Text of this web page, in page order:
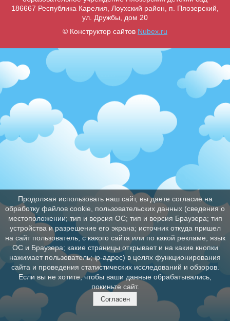
186667 Республика Карелия, Лоухский район, п. Пяозерский,
ул. Дружбы, дом 20
© Конструктор сайтов Nubex.ru
Продолжая использовать наш сайт, вы даете согласие на
обработку файлов cookie, пользовательских данных (сведения о
местоположении; тип и версия ОС; тип и версия Браузера; тип
устройства и разрешение его экрана; источник откуда пришел
на сайт пользователь; с какого сайта или по какой рекламе; язык
ОС и Браузера; какие страницы открывает и на какие кнопки
нажимает пользователь; ip-адрес) в целях функционирования
сайта и проведения статистических исследований и обзоров.
Если вы не хотите, чтобы ваши данные обрабатывались,
покиньте сайт.
Согласен